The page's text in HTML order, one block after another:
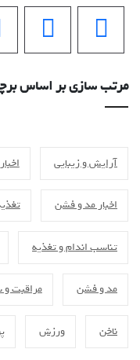
مرتب سازی بر اساس
آرایش و زیبایی اخبار
اخبار مد و فشن
تناسب اندام و تغذیه
مد و فشن مراقبت و
ناخن ورزش